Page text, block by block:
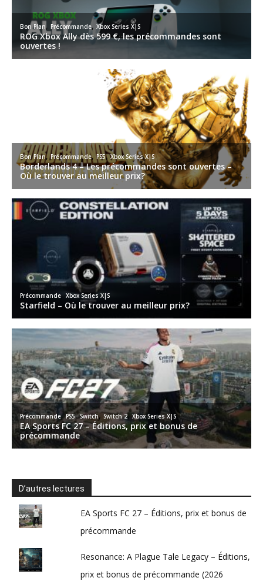
D’autres lectures
EA Sports FC 27 – Éditions, prix et bonus de
précommande
Resonance: A Plague Tale Legacy – Éditions,
prix et bonus de précommande (2026